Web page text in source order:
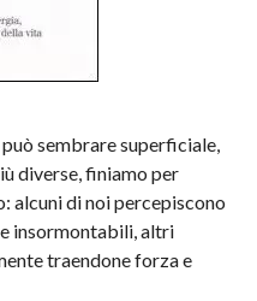
sembrare superficiale,
diverse, finiamo per
alcuni di noi percepiscono
insormontabili, altri
traendone forza e